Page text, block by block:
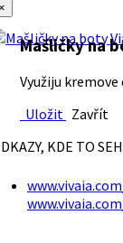
Mašličky na
Využiju kremove
Uložit Zavřít
KDE TO